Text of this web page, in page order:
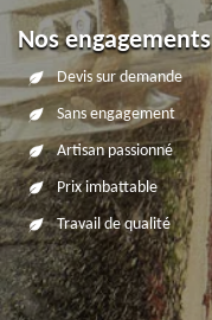
Nos engagements
Devis sur demande
Sans engagement
Artisan passionné
Prix imbattable
Travail de qualité